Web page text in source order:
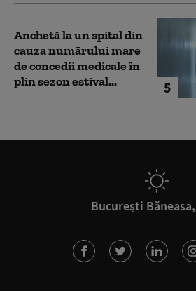
5
Anchetă la un spital din
cauza numărului mare
de concedii medicale în
plin sezon estival...
București Băneasa,